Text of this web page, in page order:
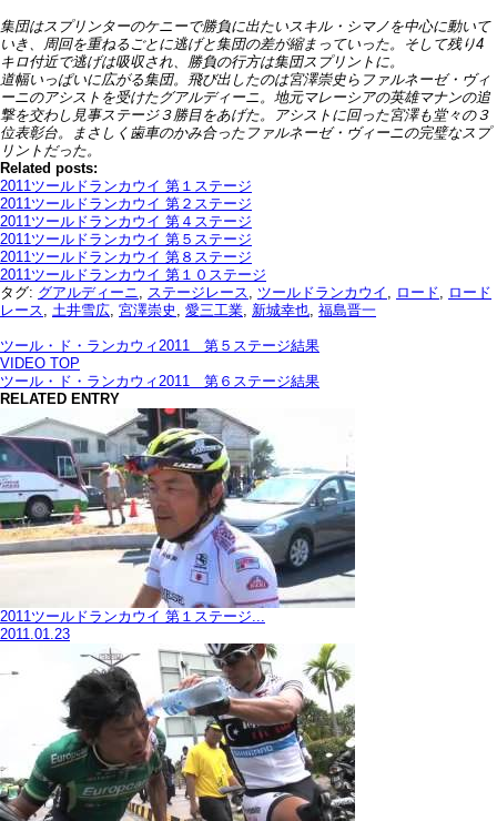
集団はスプリンターのケニーで勝負に出たいスキル・シマノを中心に動いて
いき、 周回を重ねるごとに逃げと集団の差が縮まっていった。
そして残り4
キロ付近で逃げは吸収され、勝負の行方は集団スプリントに。
道幅いっぱいに広がる集団。飛び出したのは宮澤崇史ら ファルネーゼ・ヴィ
ーニのアシストを受けたグアルディーニ。 地元マレーシアの英雄マナンの追
撃を交わし見事ステージ３勝目をあげた。
アシストに回った宮澤も堂々の３
位表彰台。
まさしく歯車のかみ合ったファルネーゼ・ヴィーニの完璧なスプ
リントだった。
Related posts:
2011ツールドランカウイ 第１ステージ
2011ツールドランカウイ 第２ステージ
2011ツールドランカウイ 第４ステージ
2011ツールドランカウイ 第５ステージ
2011ツールドランカウイ 第８ステージ
2011ツールドランカウイ 第１０ステージ
タグ: グアルディーニ, ステージレース, ツールドランカウイ , ロード, ロード
レース, 土井雪広, 宮澤崇史 , 愛三工業, 新城幸也, 福島晋一
ツール・ド・ランカウィ2011 第５ステージ結果
VIDEO TOP
ツール・ド・ランカウィ2011 第６ステージ結果
RELATED ENTRY
2011ツールドランカウイ 第１ステージ...
2011.01.23